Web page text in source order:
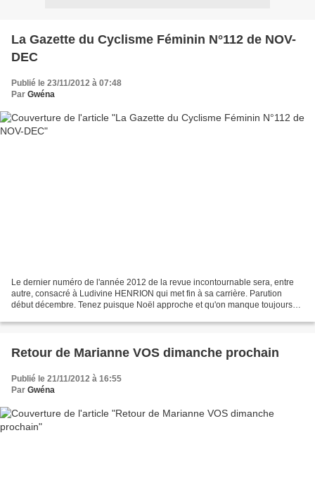
La Gazette du Cyclisme Féminin N°112 de NOV-
DEC
Publié le 23/11/2012 à 07:48
Par Gwéna
Le dernier numéro de l'année 2012 de la revue incontournable sera, entre
autre, consacré à Ludivine HENRION qui met fin à sa carrière. Parution
début décembre. Tenez puisque Noël approche et qu'on manque toujours
Retour de Marianne VOS dimanche prochain
Publié le 21/11/2012 à 16:55
Par Gwéna